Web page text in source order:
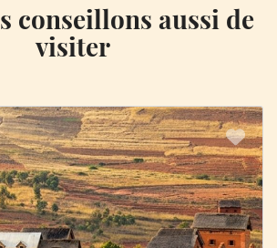
conseillons aussi de
visiter